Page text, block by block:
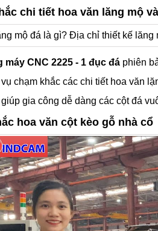
chi tiết hoa văn lăng mộ
máy CNC 2225 - 1 đục đá phiên
chạm khắc các chi tiết hoa văn
giúp gia công dễ dàng các cột đá
hoa văn cột kèo gỗ nhà cổ